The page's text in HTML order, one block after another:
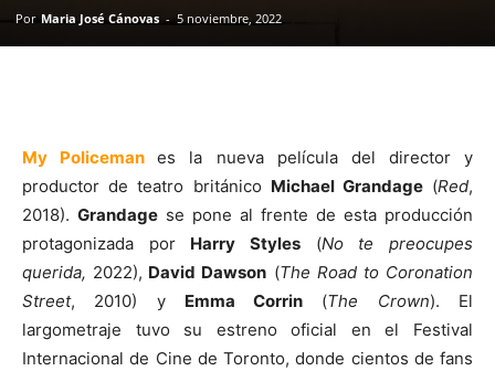
Por Maria José Cánovas - 5 noviembre, 2022
My Policemanes la nueva película del director y
productor de teatro británico Michael Grandage(Red,
2018). Grandage se pone al frente de esta producción
protagonizada por Harry Styles (No te preocupes
querida, 2022), David Dawson (The Road to Coronation
Street, 2010) y Emma Corrin (The Crown). El
largometraje tuvo su estreno oficial en el Festival
Internacional de Cine de Toronto, donde cientos de fans